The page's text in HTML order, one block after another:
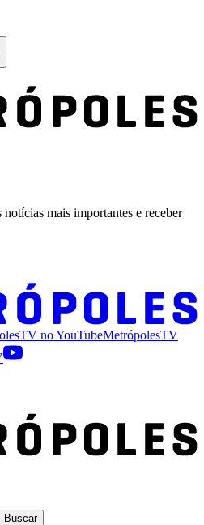
mais importantes e receber
noYouTubeMetrópolesTV
Buscar